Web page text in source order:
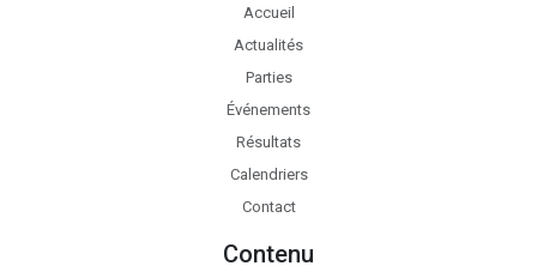
Accueil
Actualités
Parties
Événements
Résultats
Calendriers
Contact
Contenu